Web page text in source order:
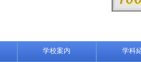
学校案内 学科